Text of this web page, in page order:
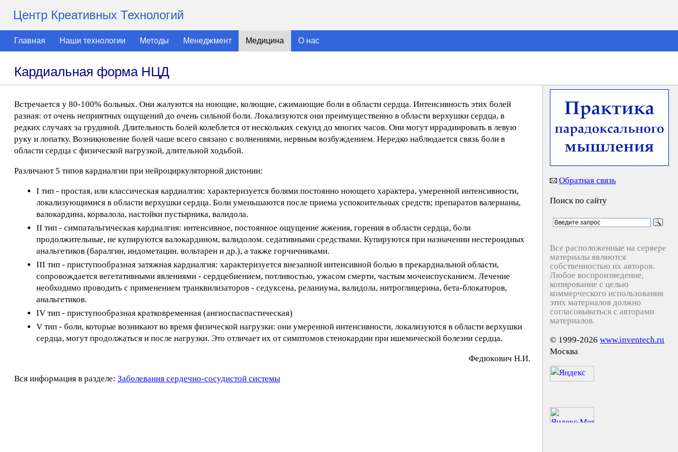
Центр Креативных Технологий
Главная Наши технологии Методы Менеджмент Медицина О нас
Кардиальная форма НЦД
Встречается у 80-100% больных. Они жалуются на ноющие, колющие, сжимающие боли в области сердца. Интенсивность этих болей
разная: от очень неприятных ощущений до очень сильной боли. Локализуются они преимущественно в области верхушки сердца, в
редких случаях за грудиной. Длительность болей колеблется от нескольких секунд до многих часов. Они могут иррадиировать в левую
руку и лопатку. Возникновение болей чаше всего связано с волнениями, нервным возбуждением. Нередко наблюдается связь боли в
области сердца с физической нагрузкой, длительной ходьбой.
Различают 5 типов кардиалгии при нейроциркуляторной дистонии:
I тип - простая, или классическая кардиалгия: характеризуется болями постоянно ноющего характера, умеренной интенсивности,
локализующимися в области верхушки сердца. Боли уменьшаются после приема успокоительных средств; препаратов валерианы,
валокардина, корвалола, настойки пустырника, валидола.
II тип - симпатальгическая кардиалгия: интенсивное, постоянное ощущение жжения, горения в области сердца, боли
продолжительные, не купируются валокардином, валидолом. седативными средствами. Купируются при назначении нестероидных
анальгетиков (баралгин, индометацин. вольтарен и др.), а также горчичниками.
III тип - приступообразная затяжная кардиалгия: характеризуется внезапной интенсивной болью в прекардиальной области,
сопровождается вегетативными явлениями - сердцебиением, потливостью, ужасом смерти, частым мочеиспусканием. Лечение
необходимо проводить с применением транквилизаторов - седуксена, реланиума, валидола, нитроглицерина, бета-блокаторов,
анальгетиков.
IV тип - приступообразная кратковременная (ангиоспаспастическая)
V тип - боли, которые возникают во время физической нагрузки: они умеренной интенсивности, локализуются в области верхушки
сердца, могут продолжаться и после нагрузки. Это отличает их от симптомов стенокардии при ишемической болезни сердца.
Фeдюкoвич Н.И.
Вся информация в разделе: Заболевания сердечно-сосудистой системы
Обратная связь
Поиск по сайту
Все расположенные на сервере
материалы являются
собственностью их авторов.
Любое воспроизведение,
копирование с целью
коммерческого использования
этих материалов должно
согласовываться с авторами
материалов.
© 1999-2026 www.inventech.ru
Москва